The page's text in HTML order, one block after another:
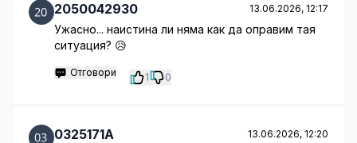
2050042930 13.06.2026, 12:17
Ужасно... наистина ли няма как да оправим тая
ситуация? 😥
Отговори 1 0
0325171A 13.06.2026, 12:20